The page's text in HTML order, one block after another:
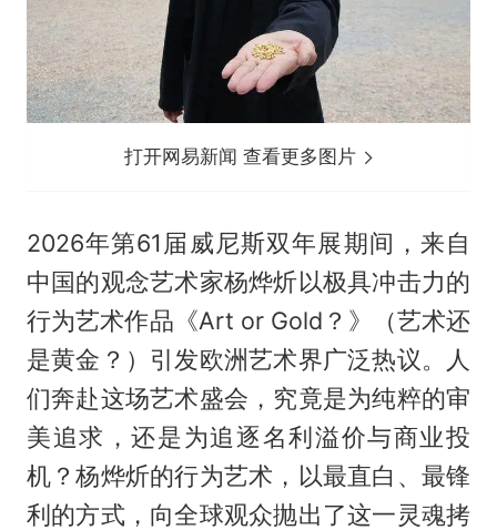
打开网易新闻 查看更多图片
2026年第61届威尼斯双年展期间，来自
中国的观念艺术家杨烨炘以极具冲击力的
行为艺术作品《Art or Gold？》（艺术还
是黄金？）引发欧洲艺术界广泛热议。人
们奔赴这场艺术盛会，究竟是为纯粹的审
美追求，还是为追逐名利溢价与商业投
机？杨烨炘的行为艺术，以最直白、最锋
利的方式，向全球观众抛出了这一灵魂拷